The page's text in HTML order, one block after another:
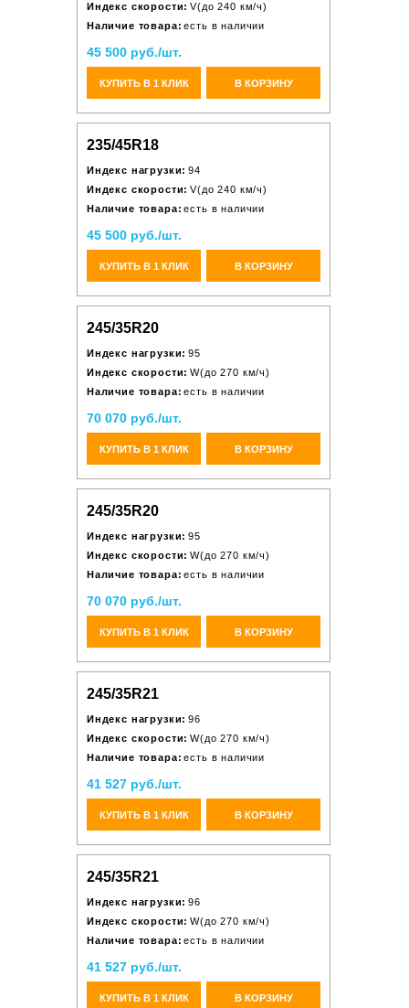
Индекс скорости: V(до 240 км/ч)
Наличие товара: есть в наличии
45 500 руб./шт.
КУПИТЬ В 1 КЛИК В КОРЗИНУ
235/45R18
Индекс нагрузки: 94
Индекс скорости: V(до 240 км/ч)
Наличие товара: есть в наличии
45 500 руб./шт.
КУПИТЬ В 1 КЛИК В КОРЗИНУ
245/35R20
Индекс нагрузки: 95
Индекс скорости: W(до 270 км/ч)
Наличие товара: есть в наличии
70 070 руб./шт.
КУПИТЬ В 1 КЛИК В КОРЗИНУ
245/35R20
Индекс нагрузки: 95
Индекс скорости: W(до 270 км/ч)
Наличие товара: есть в наличии
70 070 руб./шт.
КУПИТЬ В 1 КЛИК В КОРЗИНУ
245/35R21
Индекс нагрузки: 96
Индекс скорости: W(до 270 км/ч)
Наличие товара: есть в наличии
41 527 руб./шт.
КУПИТЬ В 1 КЛИК В КОРЗИНУ
245/35R21
Индекс нагрузки: 96
Индекс скорости: W(до 270 км/ч)
Наличие товара: есть в наличии
41 527 руб./шт.
КУПИТЬ В 1 КЛИК В КОРЗИНУ